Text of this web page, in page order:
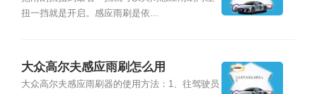
扭一挡就是开启。感应雨刷是依...
大众高尔夫感应雨刷怎么用
大众高尔夫感应雨刷器的使用方法：1、往驾驶员